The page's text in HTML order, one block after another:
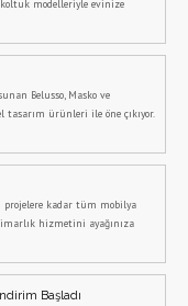
modelleriyle evinize
Belusso, Masko ve
tasarım ürünleri ile öne çıkıyor.
projelere kadar tüm mobilya
hizmetini ayağınıza
Başladı